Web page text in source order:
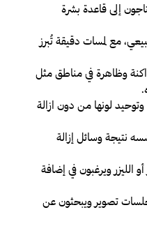
إلى قاعدة بشرة
مع لمسات دقيقة تُبرز
وظاهرة في مناطق مثل
وتوحيد لونها من دون ازالة
نتيجة وسائل إزالة
الليزر ويرغبون في إضافة
تصوير ويبحثون عن